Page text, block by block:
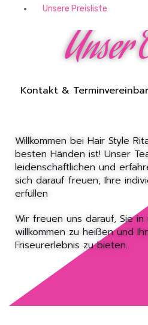
Unsere Preisliste
Unser
Kontakt &
Willkommen bei Hair Style
besten Händen ist! Unser
leidenschaftlichen und
sich darauf freuen, Ihre
erfüllen
Wir freuen uns darauf, Sie in
willkommen zu heißen und
Friseurerlebnis zu bieten.